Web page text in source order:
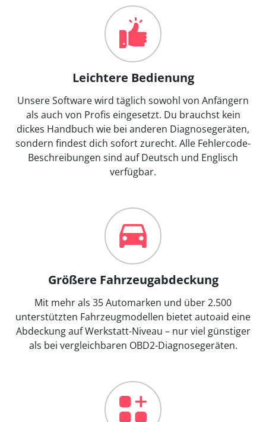
Leichtere Bedienung
Unsere Software wird täglich sowohl von Anfängern
als auch von Profis eingesetzt. Du brauchst kein
dickes Handbuch wie bei anderen Diagnosegeräten,
sondern findest dich sofort zurecht. Alle Fehlercode-
Beschreibungen sind auf Deutsch und Englisch
verfügbar.
Größere Fahrzeugabdeckung
Mit mehr als 35 Automarken und über 2.500
unterstützten Fahrzeugmodellen bietet autoaid eine
Abdeckung auf Werkstatt-Niveau – nur viel günstiger
als bei vergleichbaren OBD2-Diagnosegeräten.